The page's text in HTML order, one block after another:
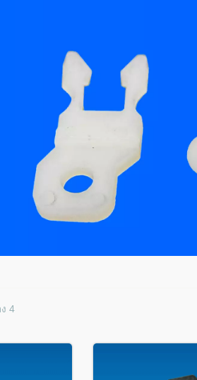
4